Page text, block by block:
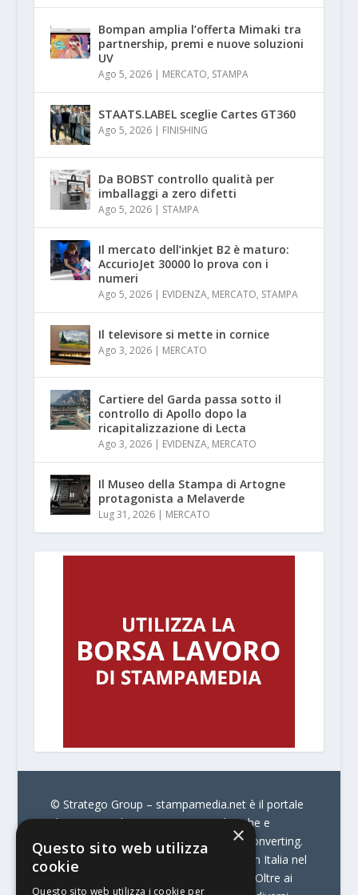
Bompan amplia l’offerta Mimaki tra
partnership, premi e nuove soluzioni
UV
Ago 5, 2026| MERCATO, STAMPA
STAATS.LABEL sceglie Cartes GT360
Ago 5, 2026| FINISHING
Da BOBST controllo qualità per
imballaggi a zero difetti
Ago 5, 2026| STAMPA
Il mercato dell’inkjet B2 è maturo:
AccurioJet 30000 lo prova con i
numeri
Ago 5, 2026| EVIDENZA, MERCATO, STAMPA
Il televisore si mette in cornice
Ago 3, 2026| MERCATO
Cartiere del Garda passa sotto il
controllo di Apollo dopo la
ricapitalizzazione di Lecta
Ago 3, 2026| EVIDENZA, MERCATO
Il Museo della Stampa di Artogne
protagonista a Melaverde
Lug 31, 2026| MERCATO
© Stratego Group – stampamedia.net è il portale
che racconta le innovazioni tecnologiche e
l’attualità delle aziende di stampa e di converting.
È il portale di riferimento per chi opera in Italia nel
settore della comunicazione stampata. Oltre ai
×
Questo sito web utilizza
cookie
Questo sito web utilizza i cookie per